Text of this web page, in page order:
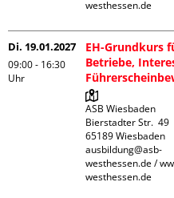
westhessen.de
Di. 19.01.2027
09:00 - 16:30
Uhr
EH-Grundkurs
Betriebe,
ASB Wiesbaden
Bierstadter Str.  49
65189 Wiesbaden
ausbildung@asb-
westhessen.de /
westhessen.de